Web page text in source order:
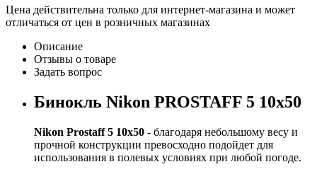
Цена действительна только для интернет-магазина и может
отличаться от цен в розничных магазинах
Описание
Отзывы о товаре
Задать вопрос
Бинокль Nikon PROSTAFF 5 10x50
Nikon Prostaff 5 10x50 - благодаря небольшому весу и
прочной конструкции превосходно подойдет для
использования в полевых условиях при любой погоде.